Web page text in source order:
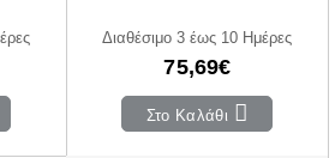
Διαθέσιμο 3 έως 10 Ημέρες
75,69€
Στο Καλάθι